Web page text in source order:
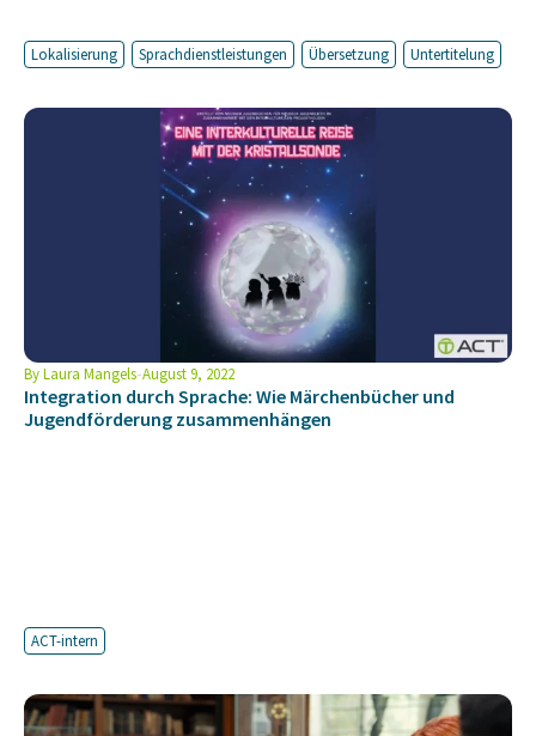
Lokalisierung Sprachdienstleistungen Übersetzung Untertitelung
ByLaura Mangels August 9, 2022
Integration durch Sprache: Wie Märchenbücher und
Jugendförderung zusammenhängen
ACT-intern